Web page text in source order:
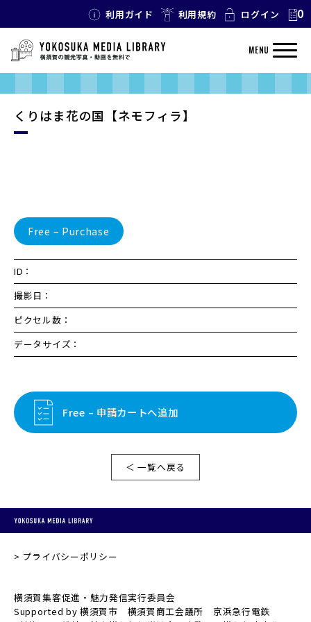
利用ガイド 利用規約 ログイン 0
MENU
くりはま花の国【ネモフィラ】
Free – Purchase
ID：
撮影日：
ピクセル数：
データサイズ：
Free – 申請カートへ追加
＜ 一覧へ戻る
プライバシーポリシー
横須賀集客促進・魅力発信実行委員会
Supported by 横須賀市 横須賀商工会議所 京浜急行電鉄